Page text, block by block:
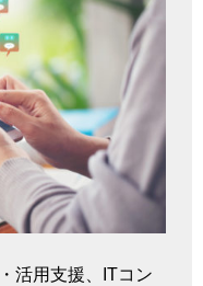
活用支援、ITコン